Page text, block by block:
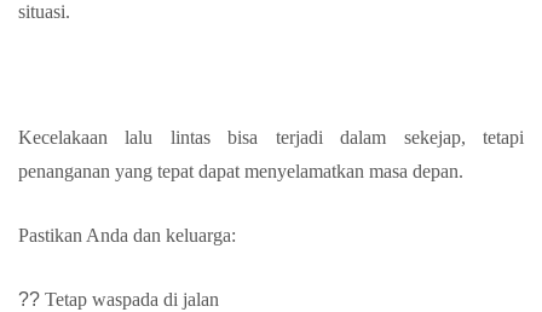
situasi.
Kecelakaan lalu lintas bisa terjadi dalam sekejap, tetapi
penanganan yang tepat dapat menyelamatkan masa depan.
Pastikan Anda dan keluarga:
?? Tetap waspada di jalan